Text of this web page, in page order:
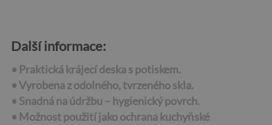
Další informace:
• Praktická krájecí deska s potiskem.
• Vyrobena z odolného, tvrzeného skla.
• Snadná na údržbu – hygienický povrch.
• Možnost použití jako ochrana kuchyňské